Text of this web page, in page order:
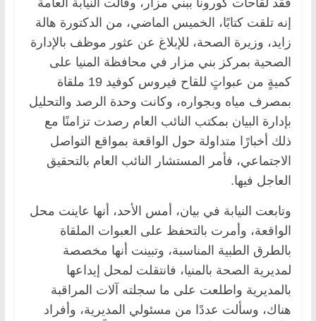
إنه تلقت كتابًا، الخميس الماضي، من الدكتورة هالة
زايد، وزيرة الصحة، للإبلاغ عن عثور موظف بالإدارة
الصحية بمركز بني مزار في محافظة المنيا على
كميةٍ من عبواتٍ للقاح فيروس كوفيد 19 ملقاة
بمصرف مياه وبجواره، وكانت وحدة الرصد والتحليل
بإدارة البيان بمكتب النائب العام رصدت تزامنًا مع
ذلك أخبارًا متداولة حول الواقعة بمواقع التواصل
الاجتماعي، فأمر المستشار النائب العام بالتحقيق
العاجل فيها.
وتابعت النيابة في بيان، أمس الأحد، أنها عاينت محل
الواقعة، وأمرت بالتحفظ على العبوات الملقاة
بالطرق الطبية المناسبة، وتبينت أنها مخصصة
لمديرية الصحة بالمنيا، فانتقلت لمحل إيداعها
بالمديرية واطلعت على ما سجلته آلات المراقبة
هناك، وسألت عددًا من مسئولي المديرية، وأفراد